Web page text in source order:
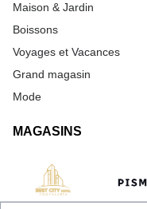
Maison & Jardin
Boissons
Voyages et Vacances
Grand magasin
Mode
MAGASINS